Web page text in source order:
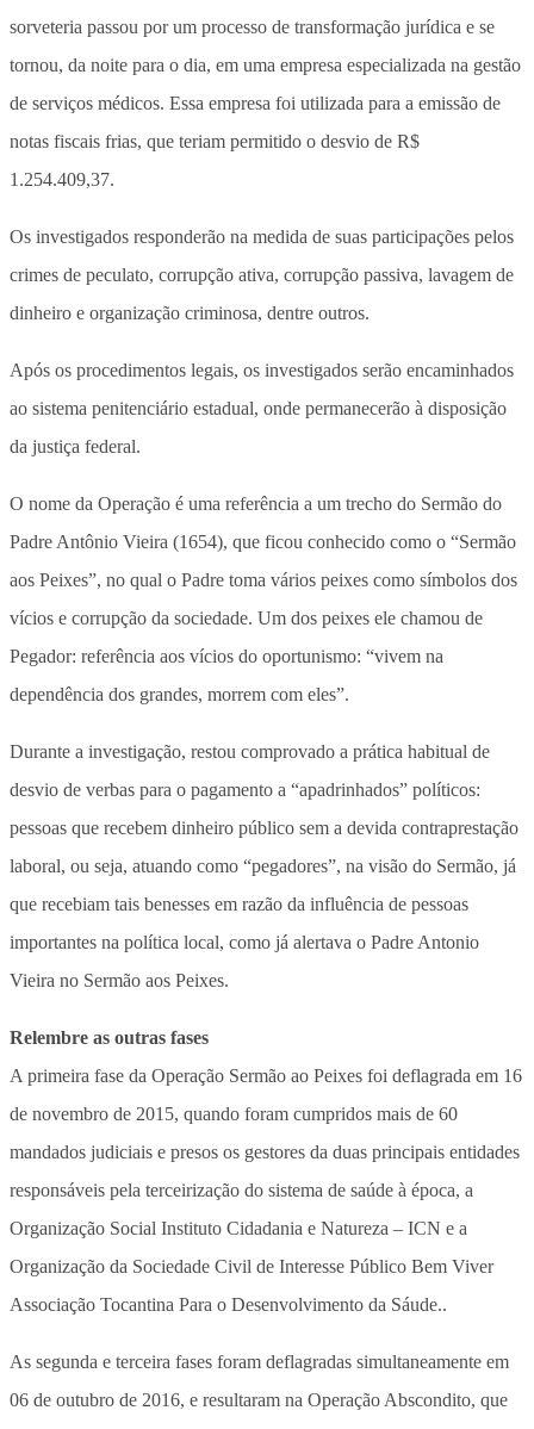
sorveteria passou por um processo de transformação jurídica e se
tornou, da noite para o dia, em uma empresa especializada na gestão
de serviços médicos. Essa empresa foi utilizada para a emissão de
notas fiscais frias, que teriam permitido o desvio de R$
1.254.409,37.
Os investigados responderão na medida de suas participações pelos
crimes de peculato, corrupção ativa, corrupção passiva, lavagem de
dinheiro e organização criminosa, dentre outros.
Após os procedimentos legais, os investigados serão encaminhados
ao sistema penitenciário estadual, onde permanecerão à disposição
da justiça federal.
O nome da Operação é uma referência a um trecho do Sermão do
Padre Antônio Vieira (1654), que ficou conhecido como o “Sermão
aos Peixes”, no qual o Padre toma vários peixes como símbolos dos
vícios e corrupção da sociedade. Um dos peixes ele chamou de
Pegador: referência aos vícios do oportunismo: “vivem na
dependência dos grandes, morrem com eles”.
Durante a investigação, restou comprovado a prática habitual de
desvio de verbas para o pagamento a “apadrinhados” políticos:
pessoas que recebem dinheiro público sem a devida contraprestação
laboral, ou seja, atuando como “pegadores”, na visão do Sermão, já
que recebiam tais benesses em razão da influência de pessoas
importantes na política local, como já alertava o Padre Antonio
Vieira no Sermão aos Peixes.
Relembre as outras fases
A primeira fase da Operação Sermão ao Peixes foi deflagrada em 16
de novembro de 2015, quando foram cumpridos mais de 60
mandados judiciais e presos os gestores da duas principais entidades
responsáveis pela terceirização do sistema de saúde à época, a
Organização Social Instituto Cidadania e Natureza – ICN e a
Organização da Sociedade Civil de Interesse Público Bem Viver
Associação Tocantina Para o Desenvolvimento da Sáude..
As segunda e terceira fases foram deflagradas simultaneamente em
06 de outubro de 2016, e resultaram na Operação Abscondito, que